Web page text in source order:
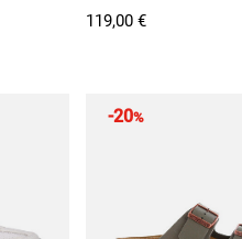
119,00 €
-20%